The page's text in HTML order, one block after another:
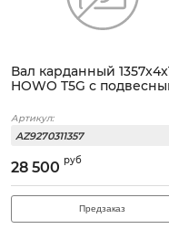
Вал карданный
HOWO T5G с
Артикул:
AZ9270311357
28 500 руб
Предзаказ